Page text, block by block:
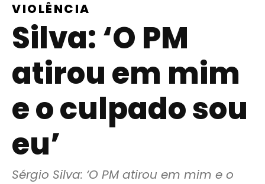
VIOLÊNCIA
Silva: ‘O PM
atirou em mim
e o culpado sou
eu’
Sérgio Silva: ‘O PM atirou em mim e o